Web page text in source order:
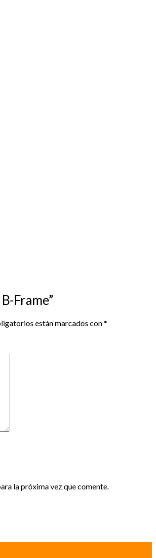
Frame”
están marcados con*
la próxima vez que comente.